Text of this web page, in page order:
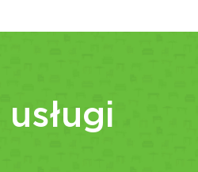
usługi